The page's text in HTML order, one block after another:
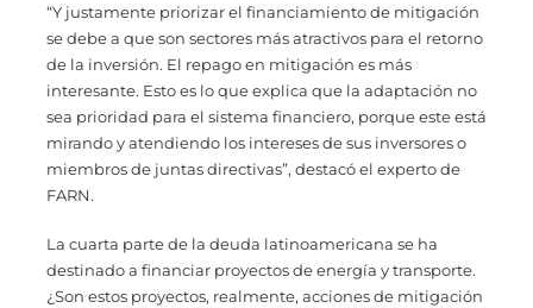
“Y justamente priorizar el financiamiento de mitigación
se debe a que son sectores más atractivos para el retorno
de la inversión. El repago en mitigación es más
interesante. Esto es lo que explica que la adaptación no
sea prioridad para el sistema financiero, porque este está
mirando y atendiendo los intereses de sus inversores o
miembros de juntas directivas”, destacó el experto de
FARN.
La cuarta parte de la deuda latinoamericana se ha
destinado a financiar proyectos de energía y transporte.
¿Son estos proyectos, realmente, acciones de mitigación